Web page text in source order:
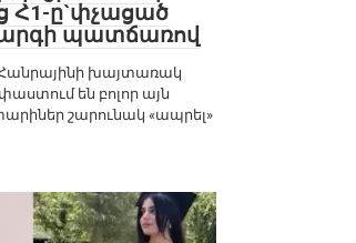
Հ1-ը`փչացած
պատճառով
Հանրայինի խայտառակ
են բոլոր այն
շարունակ «ապրել»